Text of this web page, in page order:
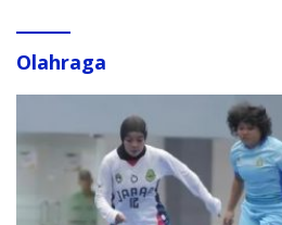
Olahraga